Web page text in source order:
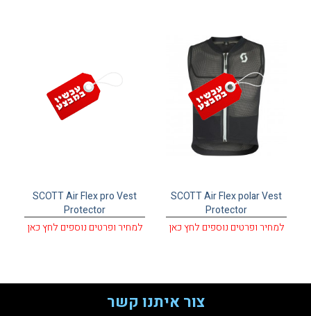
SCOTT Air Flex polar Vest
Protector
למחיר ופרטים נוספים לחץ כאן
SCOTT Air Flex pro Vest
Protector
למחיר ופרטים נוספים לחץ כאן
צור איתנו קשר